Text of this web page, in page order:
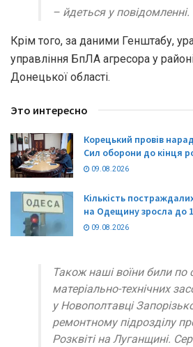
– йдеться у повідомленні.
Крім того, за даними Генштабу,
управління БпЛА агресора у
Донецької області.
Это интересно
Корецький провів
Сил оборони до кінця
09.08.2026
Кількість
на Одещину зросла до
09.08.2026
Також наші воїни били по
матеріально-технічних
у Новополтавці
ремонтному підрозділу
Розквіті на Луганщині.